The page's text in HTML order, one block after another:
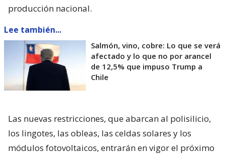
producción nacional.
Lee también...
Salmón, vino, cobre: Lo que se verá
afectado y lo que no por arancel
de 12,5% que impuso Trump a
Chile
Las nuevas restricciones, que abarcan al polisilicio,
los lingotes, las obleas, las celdas solares y los
módulos fotovoltaicos, entrarán en vigor el próximo